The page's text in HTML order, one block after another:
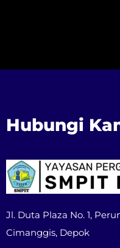
Hubungi
Jl. Duta Plaza No. 1,
Cimanggis, Depok